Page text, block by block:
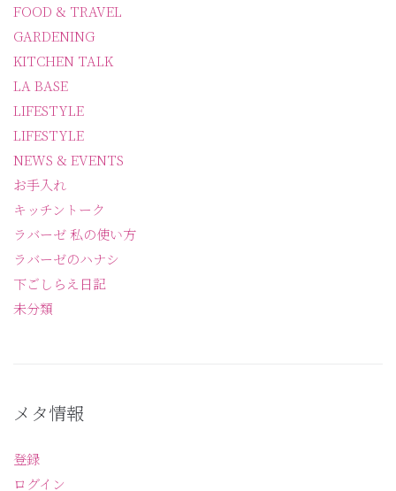
FOOD & TRAVEL
GARDENING
KITCHEN TALK
LA BASE
LIFESTYLE
LIFESTYLE
NEWS & EVENTS
お手入れ
キッチントーク
ラバーゼ 私の使い方
ラバーゼのハナシ
下ごしらえ日記
未分類
メタ情報
登録
ログイン